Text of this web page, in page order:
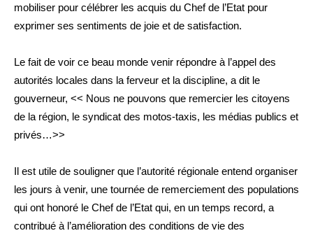
mobiliser pour célébrer les acquis du Chef de l’Etat pour
exprimer ses sentiments de joie et de satisfaction.
Le fait de voir ce beau monde venir répondre à l’appel des
autorités locales dans la ferveur et la discipline, a dit le
gouverneur, << Nous ne pouvons que remercier les citoyens
de la région, le syndicat des motos-taxis, les médias publics et
privés…>>
Il est utile de souligner que l’autorité régionale entend organiser
les jours à venir, une tournée de remerciement des populations
qui ont honoré le Chef de l’Etat qui, en un temps record, a
contribué à l’amélioration des conditions de vie des